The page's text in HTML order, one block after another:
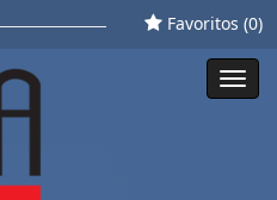
Favoritos (0)